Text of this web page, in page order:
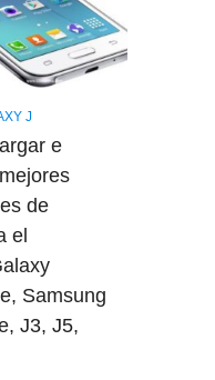
J
e
de
el
Samsung
J3, J5,